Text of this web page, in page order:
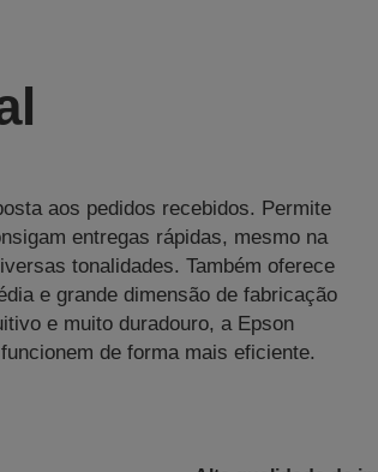
aos pedidos recebidos. Permite
entregas rápidas, mesmo na
tonalidades. Também oferece
e grande dimensão de fabricação
e muito duradouro, a Epson
de forma mais eficiente.